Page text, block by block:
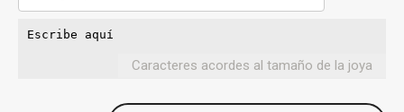
Caracteres acordes al tamaño de la joya